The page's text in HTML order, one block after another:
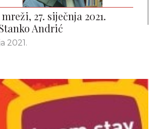
27. siječnja 2021.
Andrić
2021.